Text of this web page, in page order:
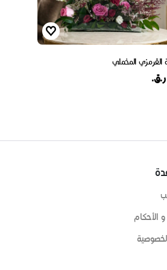
القرمزي المخملي
الأحكام